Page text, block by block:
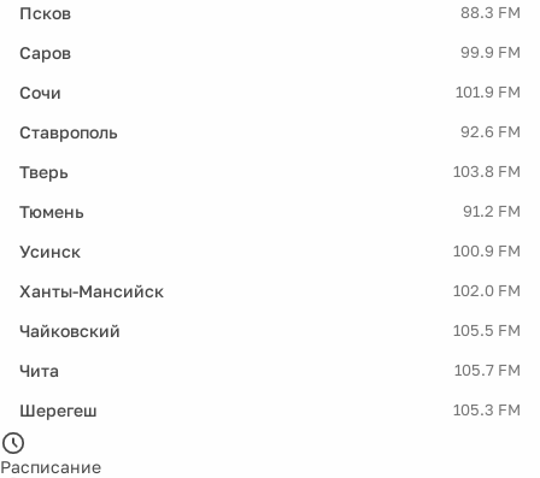
Псков 88.3 FM
Саров 99.9 FM
Сочи 101.9 FM
Ставрополь 92.6 FM
Тверь 103.8 FM
Тюмень 91.2 FM
Усинск 100.9 FM
Ханты-Мансийск 102.0 FM
Чайковский 105.5 FM
Чита 105.7 FM
Шерегеш 105.3 FM
Расписание